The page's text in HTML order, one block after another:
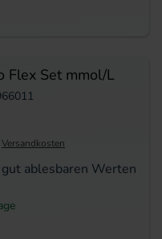
Flex Set mmol/L
ablesbaren Werten
Versandkosten